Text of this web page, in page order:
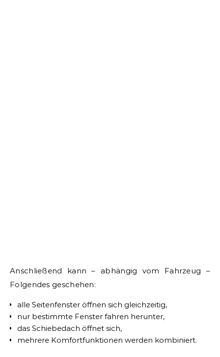
Anschließend kann – abhängig vom Fahrzeug –
Folgendes geschehen:
alle Seitenfenster öffnen sich gleichzeitig,
nur bestimmte Fenster fahren herunter,
das Schiebedach öffnet sich,
mehrere Komfortfunktionen werden kombiniert.